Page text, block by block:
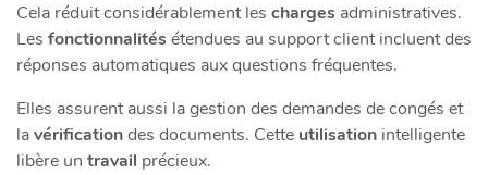
Cela réduit considérablement les charges administratives.
Les fonctionnalitésétendues au support client incluent des
réponses automatiques aux questions fréquentes.
Elles assurent aussi la gestion des demandes de congés et
lavérificationdes documents. Cette utilisation intelligente
libère un travail précieux.